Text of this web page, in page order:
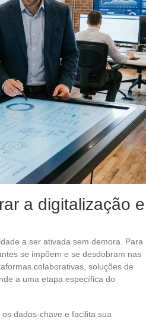
a digitalização e
a ser ativada sem demora. Para
se impõem e se desdobram nas
colaborativas, soluções de
a uma etapa específica do
dados-chave e facilita sua